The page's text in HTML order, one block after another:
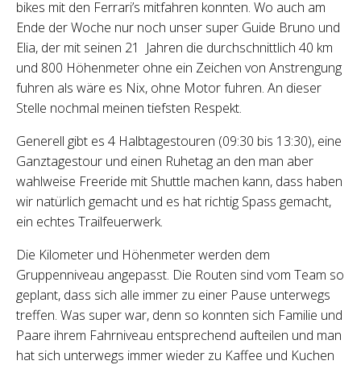
bikes mit den Ferrari’s mitfahren konnten. Wo auch am
Ende der Woche nur noch unser super Guide Bruno und
Elia, der mit seinen 21
Jahren die durchschnittlich 40 km
und 800 Höhenmeter ohne ein Zeichen von Anstrengung
fuhren als wäre es Nix, ohne Motor fuhren. An dieser
Stelle nochmal meinen tiefsten Respekt.
Generell gibt es 4 Halbtagestouren (09:30 bis 13:30), eine
Ganztagestour und einen Ruhetag an den man aber
wahlweise Freeride mit Shuttle machen kann, dass haben
wir natürlich gemacht und es hat richtig Spass gemacht,
ein echtes Trailfeuerwerk.
Die Kilometer und Höhenmeter werden dem
Gruppenniveau angepasst. Die Routen sind vom Team so
geplant, dass sich alle immer zu einer Pause unterwegs
treffen. Was super war, denn so konnten sich Familie und
Paare ihrem Fahrniveau entsprechend aufteilen und man
hat sich unterwegs immer wieder zu Kaffee und Kuchen